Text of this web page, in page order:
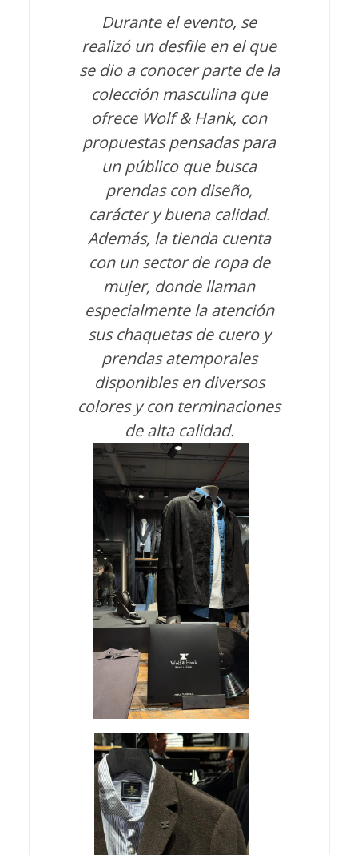
Durante el evento, se
realizó un desfile en el que
se dio a conocer parte de la
colección masculina que
ofrece Wolf & Hank, con
propuestas pensadas para
un público que busca
prendas con diseño,
carácter y buena calidad.
Además, la tienda cuenta
con un sector de ropa de
mujer, donde llaman
especialmente la atención
sus chaquetas de cuero y
prendas atemporales
disponibles en diversos
colores y con terminaciones
de alta calidad.